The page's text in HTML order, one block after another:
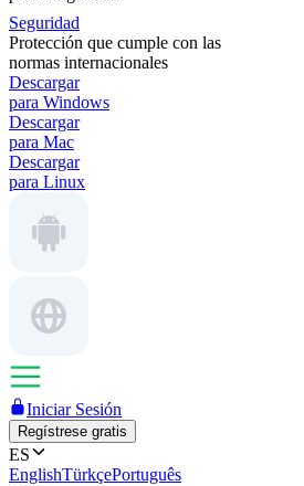
Seguridad
Protección que cumple con las
normas internacionales
Descargar
para Windows
Descargar
para Mac
Descargar
para Linux
Iniciar Sesión
Regístrese gratis
ES
EnglishTürkçePortuguês